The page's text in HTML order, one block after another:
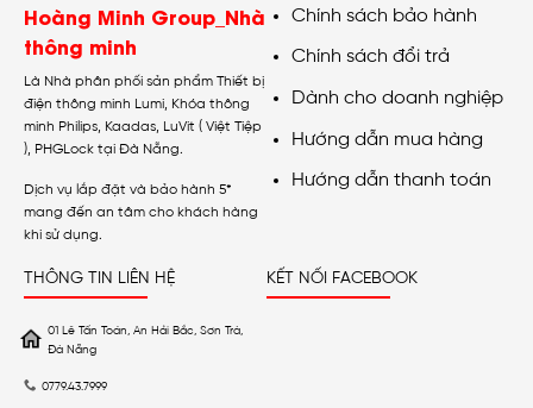
Hoàng Minh Group_Nhà
thông minh
Là Nhà phân phối sản phẩm Thiết bị
điện thông minh Lumi, Khóa thông
minh Philips, Kaadas, LuVit ( Việt Tiệp
), PHGLock tại Đà Nẵng.
Dịch vụ lắp đặt và bảo hành 5*
mang đến an tâm cho khách hàng
khi sử dụng.
Chính sách bảo hành
Chính sách đổi trả
Dành cho doanh nghiệp
Hướng dẫn mua hàng
Hướng dẫn thanh toán
THÔNG TIN LIÊN HỆ
01 Lê Tấn Toán, An Hải Bắc, Sơn Trà,
Đà Nẵng
0779.43.7999
KẾT NỐI FACEBOOK